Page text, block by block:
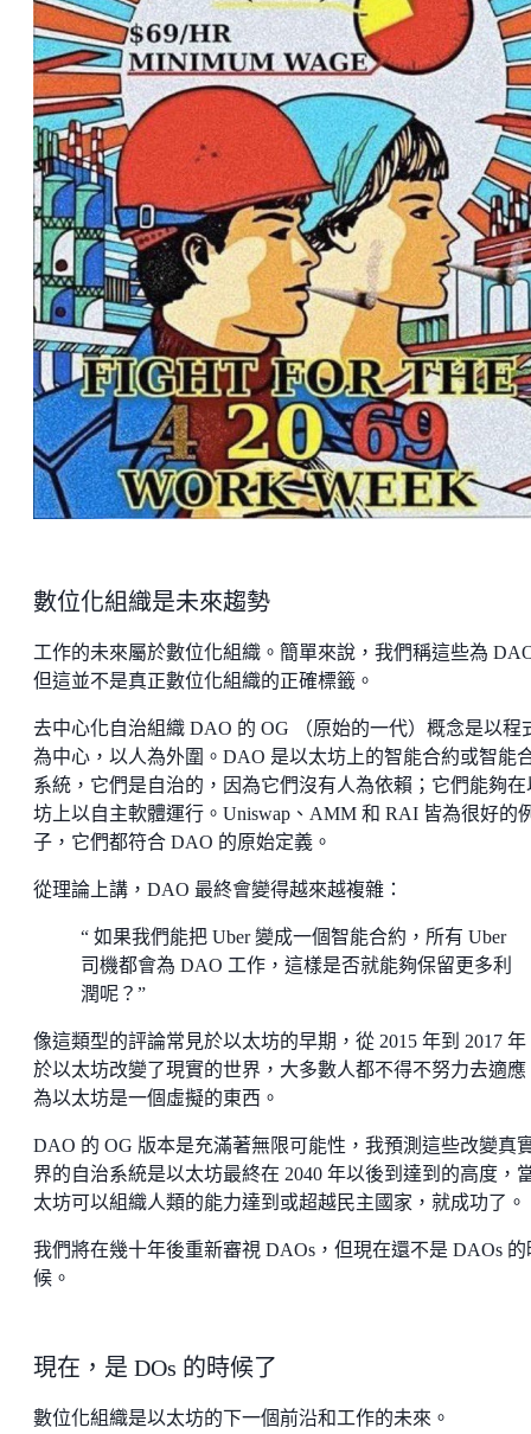
數位化組織是未來趨勢
工作的未來屬於數位化組織。簡單來說，我們稱這些為
但這並不是真正數位化組織的正確標籤。
去中心化自治組織 DAO 的 OG （原始的一代）概念是以程
為中心，以人為外圍。DAO 是以太坊上的智能合約或智能
系統，它們是自治的，因為它們沒有人為依賴；它們能夠在
坊上以自主軟體運行。Uniswap、AMM 和 RAI 皆為很好的
子，它們都符合 DAO 的原始定義。
從理論上講，DAO 最終會變得越來越複雜：
“ 如果我們能把 Uber 變成一個智能合約，所有 Uber
司機都會為 DAO 工作，這樣是否就能夠保留更多利
潤呢？”
像這類型的評論常見於以太坊的早期，從 2015 年到 2017 年
於以太坊改變了現實的世界，大多數人都不得不努力去適應
為以太坊是一個虛擬的東西。
DAO 的 OG 版本是充滿著無限可能性，我預測這些改變真
界的自治系統是以太坊最終在 2040 年以後到達到的高度，
太坊可以組織人類的能力達到或超越民主國家，就成功了。
我們將在幾十年後重新審視 DAOs，但現在還不是 DAOs 的
候。
現在，是 DOs 的時候了
數位化組織是以太坊的下一個前沿和工作的未來。